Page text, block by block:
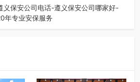
流活动…
义保安公司电话-遵义保安公司哪家好-
年专业安保服务